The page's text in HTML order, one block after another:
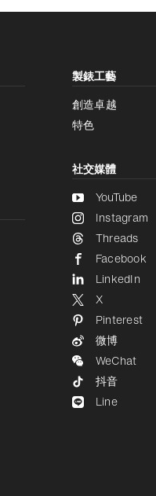
增加對比度
停用
製錶工藝
創造卓越
特色
社交媒體
YouTube
Instagram
Threads
Facebook
LinkedIn
X
Pinterest
微博
WeChat
抖音
Line